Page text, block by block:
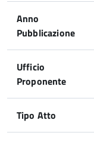
Anno
Pubblicazione
Ufficio
Proponente
Tipo Atto